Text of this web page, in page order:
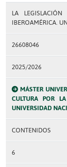
LA
IBEROAMÉRICA.
26608046
2025/2026
MÁSTER
CULTURA POR
UNIVERSIDAD
CONTENIDOS
6